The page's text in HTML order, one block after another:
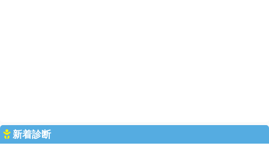
新着診断